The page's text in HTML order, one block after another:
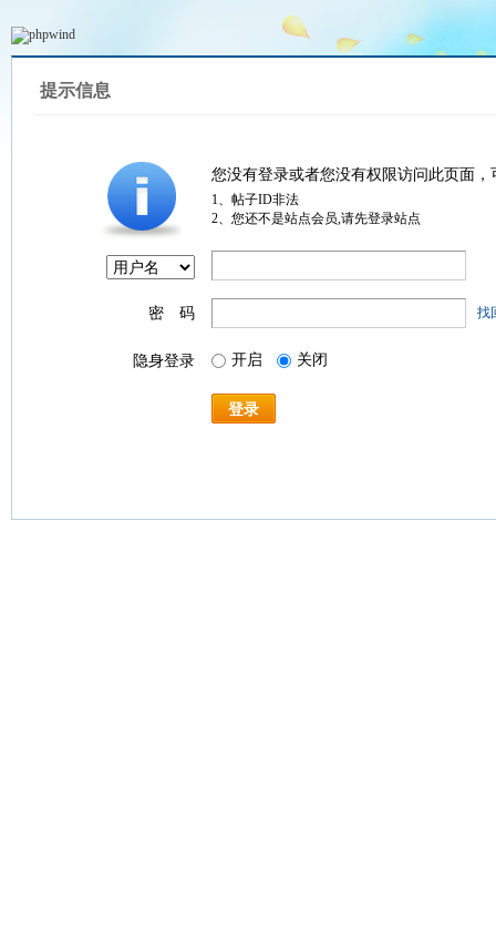
提示信息
您没有登录或者您没有权限访问此页面
1、帖子ID非法
2、您还不是站点会员,请先登录站点
密 码 找
隐身登录 开启 关闭
登录